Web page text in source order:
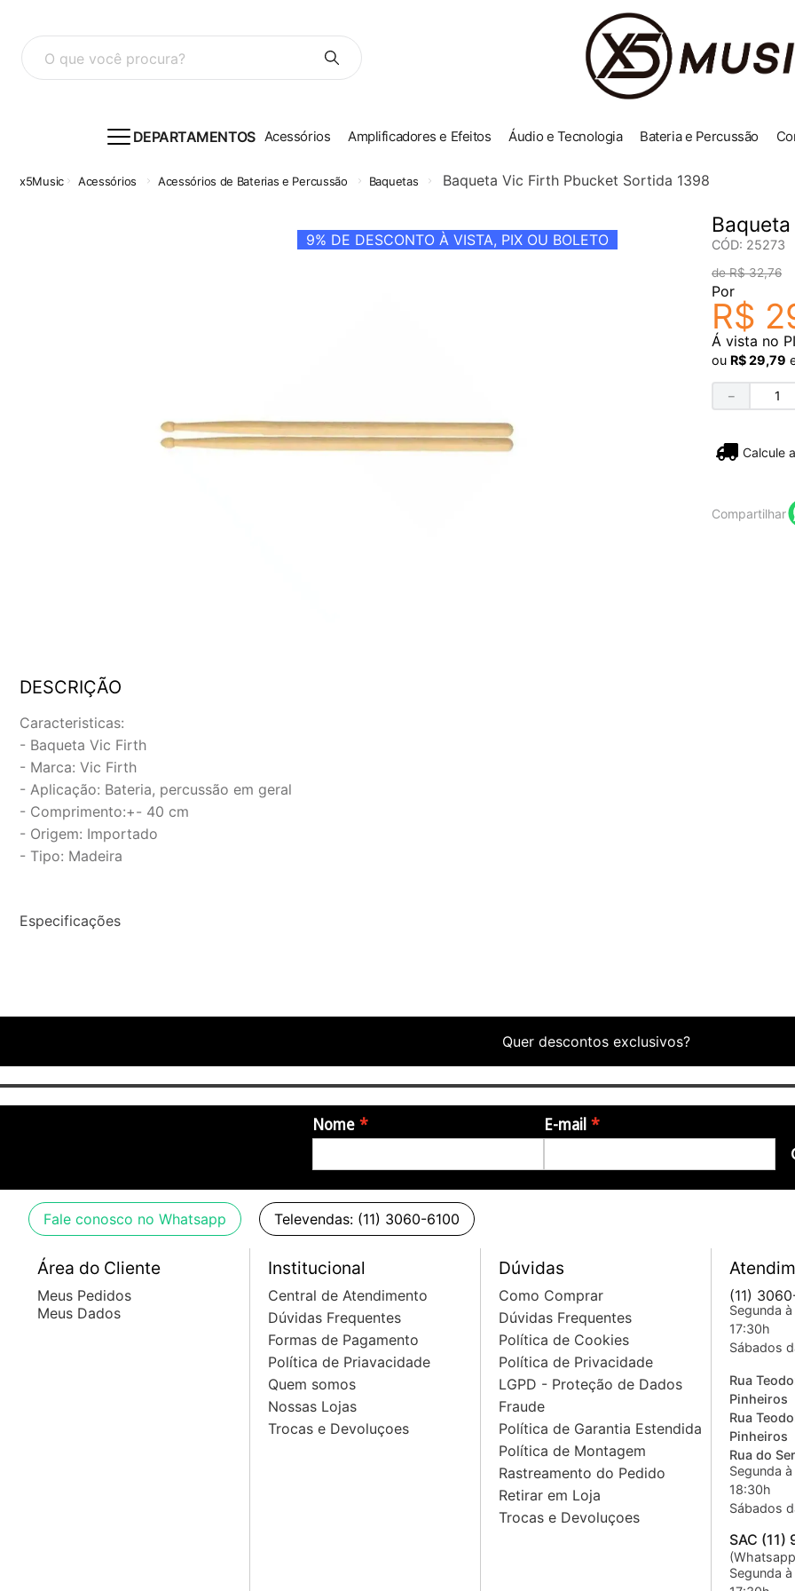
O que você procura?
DEPARTAMENTOS Acessórios Amplificadores e Efeitos Áudio e Tecnologia Bateria e Percussão
Acessórios Acessórios de Baterias e Percussão Baquetas Baqueta Vic Firth Pbucket Sortida 1398
9% DE DESCONTO À VISTA, PIX OU BOLETO CÓD: 25273
R$ 32,76
Por
R$
Á vista no
ou R$29,79
－
Não sei
Compartilhar
DESCRIÇÃO
Caracteristicas:
- Baqueta Vic Firth
- Marca: Vic Firth
- Aplicação: Bateria, percussão em geral
- Comprimento:+- 40 cm
- Origem: Importado
- Tipo: Madeira
Especificações
Quer descontos exclusivos?
Nome E-mail
Fale conosco no Whatsapp Televendas: (11) 3060-6100
Área do Cliente
Meus Pedidos
Meus Dados
Institucional
Central de Atendimento
Dúvidas Frequentes
Formas de Pagamento
Política de Priavacidade
Quem somos
Nossas Lojas
Trocas e Devoluçoes
Dúvidas
Como Comprar
Dúvidas Frequentes
Política de Cookies
Política de Privacidade
LGPD - Proteção de Dados
Fraude
Política de Garantia Estendida
Política de Montagem
Rastreamento do Pedido
Retirar em Loja
Trocas e Devoluçoes
(11)
Segunda
17:30h
Sábados
Rua
Pinheiros
Rua
Pinheiros
Rua do
Segunda
18:30h
Sábados
SAC (11)
Segunda